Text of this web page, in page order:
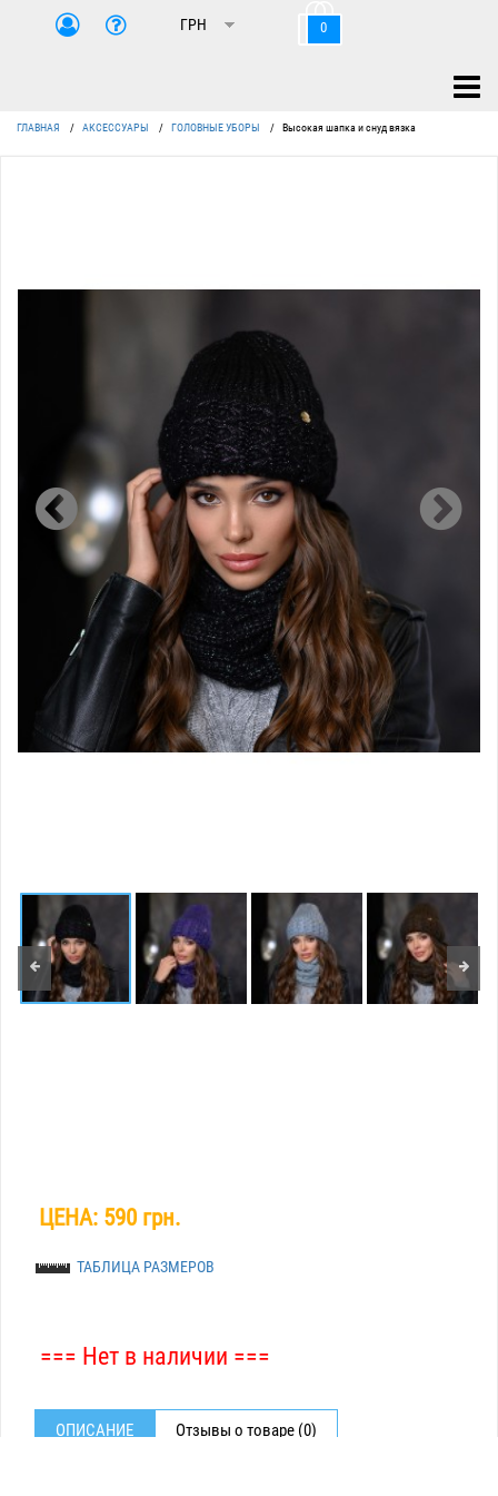
0
ГЛАВНАЯ / АКСЕССУАРЫ / ГОЛОВНЫЕ УБОРЫ / Высокая шапка и снуд вязка
ЦЕНА: 590 грн.
ТАБЛИЦА РАЗМЕРОВ
=== Нет в наличии ===
ОПИСАНИЕ Отзывы о товаре (0)